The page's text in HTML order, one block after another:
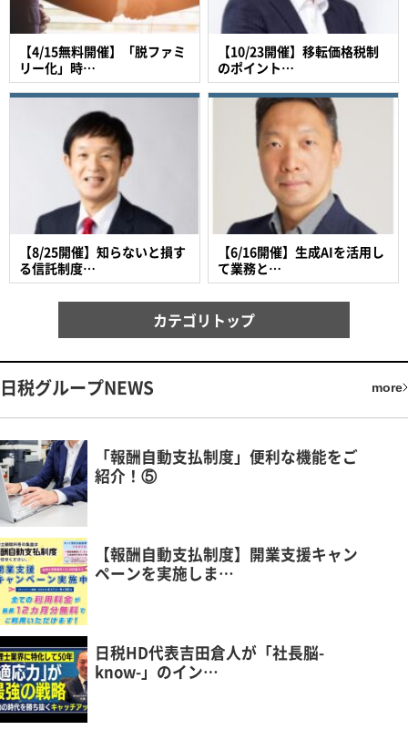
【10/23開催】移転価格税制
のポイント…
【4/15無料開催】「脱ファミ
リー化」時…
【6/16開催】生成AIを活用し
て業務と…
【8/25開催】知らないと損す
る信託制度…
カテゴリトップ
日税グループNEWS more
「報酬自動支払制度」便利な機能をご
紹介！⑤
【報酬自動支払制度】開業支援キャン
ペーンを実施しま…
日税HD代表吉田倉人が「社長脳-
know-」のイン…